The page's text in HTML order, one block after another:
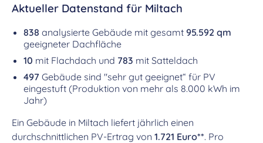
Aktueller Datenstand für Miltach
838 analysierte Gebäude mit gesamt 95.592 qm
geeigneter Dachfläche
10 mit Flachdach und 783 mit Satteldach
497 Gebäude sind "sehr gut geeignet“ für PV
eingestuft (Produktion von mehr als 8.000 kWh im
Jahr)
Ein Gebäude in Miltach liefert jährlich einen
durchschnittlichen PV-Ertrag von 1.721 Euro**. Pro